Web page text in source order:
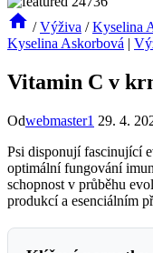
/ Výživa / Kyselina
Kyselina Askorbová |
Vitamin C v
Odwebmaster1 29. 4.
Psi disponují fascinující
optimální fungování
schopnost v průběhu
produkcí a esenciálním